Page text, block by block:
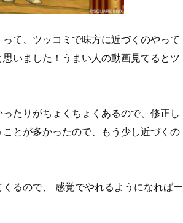
て、ツッコミで味方に近づくのやって
いました！うまい人の動画見てるとツ
たりがちょくちょくあるので、修正し
とが多かったので、もう少し近づくの
るので、 感覚でやれるようになればー